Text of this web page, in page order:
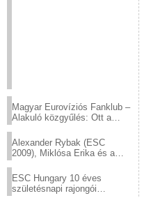
Magyar Eurovíziós Fanklub –
Alakuló közgyűlés: Ott a
Alexander Rybak (ESC
2009), Miklósa Erika és a
sztárjai a Margitszigeten
ESC Hungary 10 éves
születésnapi rajongói